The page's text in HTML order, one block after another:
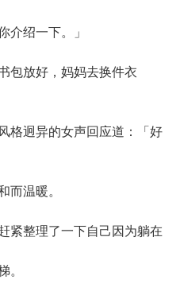
介绍一下。」
放好，妈妈去换件衣
迥异的女声回应道：「好
温暖。
整理了一下自己因为躺在
。